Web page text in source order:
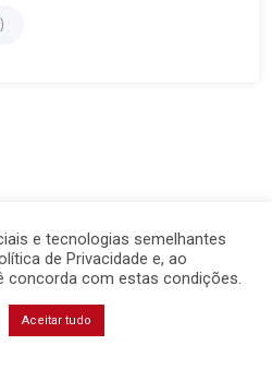
e tecnologias semelhantes
de Privacidade e, ao
concorda com estas condições.
Aceitar tudo